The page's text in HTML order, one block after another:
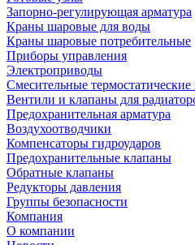
Запорно-регулирующая арматура
Краны шаровые для воды
Краны шаровые потребительные
Приборы управления
Электроприводы
Смесительные
Вентили и клапаны для
Предохранительная арматура
Воздухоотводчики
Компенсаторы гидроударов
Предохранительные клапаны
Обратные клапаны
Редукторы давления
Группы безопасности
Компания
О компании